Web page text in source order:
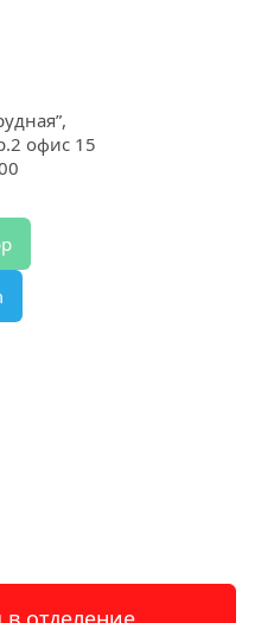
офис 15